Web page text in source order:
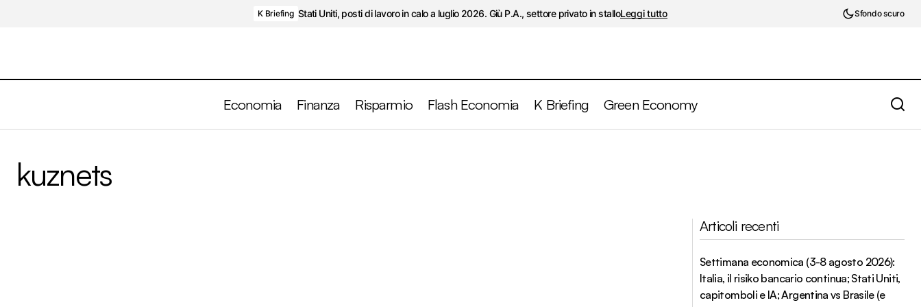
K Briefing Stati Uniti, posti di lavoro in calo a luglio 2026. Giù P.A., settore privato in stalloLeggi tutto Sfondo scuro
Economia Finanza Risparmio Flash Economia K Briefing Green Economy
kuznets
Articoli recenti
Settimana economica (3-8 agosto 2026):
Italia, il risiko bancario continua; Stati Uniti,
capitomboli e IA; Argentina vs Brasile (e